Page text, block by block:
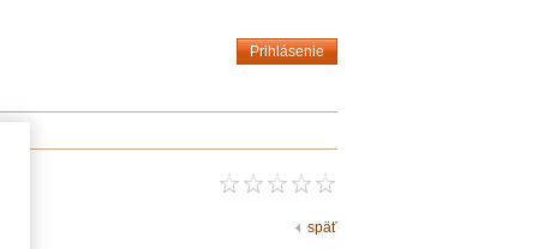
Prihlásenie
späť